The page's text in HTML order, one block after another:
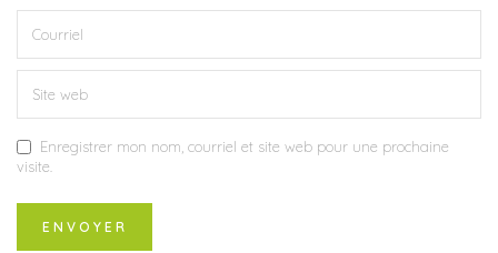
Enregistrer mon nom, courriel et site web pour une prochaine
visite.